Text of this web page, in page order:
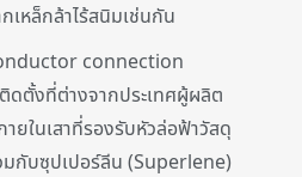
เหล็กล้าไร้สนิมเช่นกัน
connection
ดตั้งที่ต่างจากประเทศผู้ผลิต
ยในเสาที่รองรับหัวล่อฟ้าวัสดุ
มกับซุปเปอร์ลีน (Superlene)